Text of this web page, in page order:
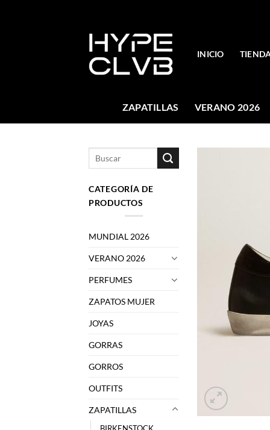
INICIO
ZAPATILLAS VERANO 2026
CATEGORÍA DE
PRODUCTOS
MUNDIAL 2026
VERANO 2026
PERFUMES
ZAPATOS MUJER
JOYAS
GORRAS
GORROS
OUTFITS
ZAPATILLAS
BIRKENSTOCK